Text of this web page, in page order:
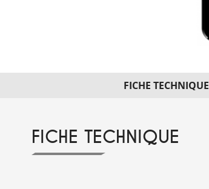
FICHE TECHNIQUE
FICHE TECHNIQUE